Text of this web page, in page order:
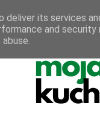
its services
and